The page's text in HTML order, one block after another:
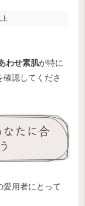
わせ素肌が特に
認してくださ
たに合
愛用者にとって